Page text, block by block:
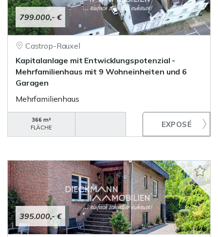
799.000,- €
Castrop-Rauxel
Kapitalanlage mit Entwicklungspotenzial -
Mehrfamilienhaus mit 9 Wohneinheiten und 6
Garagen
Mehrfamilienhaus
366 m²
FLÄCHE
395.000,- €